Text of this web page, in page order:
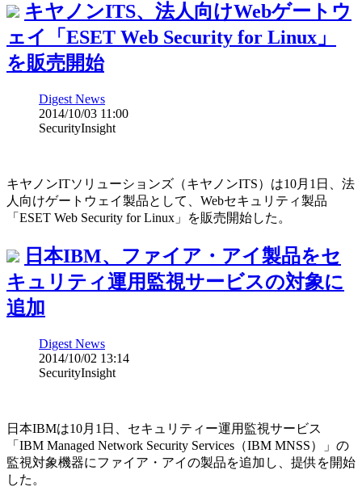
キヤノンITS、法人向けWebゲートウ
ェイ「ESET Web Security for Linux」
を販売開始
Digest News
2014/10/03 11:00
SecurityInsight
キヤノンITソリューションズ（キヤノンITS）は10月1日、法
人向けゲートウェイ製品として、Webセキュリティ製品
「ESET Web Security for Linux」を販売開始した。
日本IBM、ファイア・アイ製品をセ
キュリティ運用監視サービスの対象に
追加
Digest News
2014/10/02 13:14
SecurityInsight
日本IBMは10月1日、セキュリティー運用監視サービス
「IBM Managed Network Security Services（IBM MNSS）」の
監視対象機器にファイア・アイの製品を追加し、提供を開始
した。